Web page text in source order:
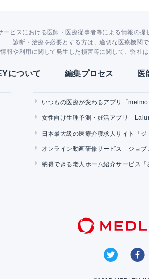
ービスにおける医師・医療従事者等による情報の提
診断・治療を必要とする方は、適切な医療機関
報や利用に関して発生した損害等に関して、弊社
について 編集プロセス 医
いつもの医療が変わるアプリ「melmo
女性向け生理予測・妊活アプリ「
日本最大級の医療介護求人サイト「ジ
オンライン動画研修サービス「ジョブ
納得できる老人ホーム紹介サービス「